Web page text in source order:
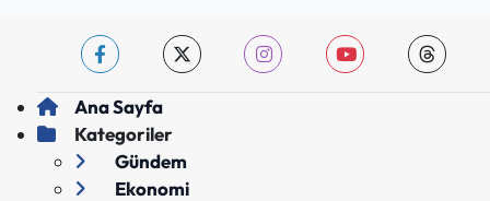
Ana Sayfa
Kategoriler
Gündem
Ekonomi